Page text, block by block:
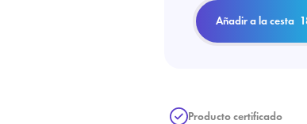
Añadir a la cesta
Producto certificado